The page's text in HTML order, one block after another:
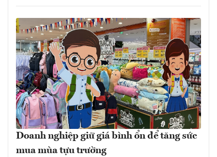
Doanh nghiệp giữ giá bình ổn để tăng sức
mua mùa tựu trường